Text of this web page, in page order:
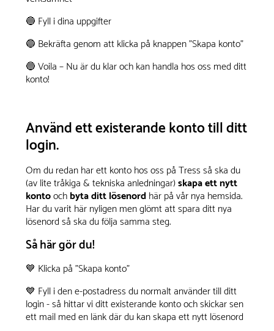
🔵 Fyll i dina uppgifter
🔵 Bekräfta genom att klicka på knappen "Skapa konto"
🔵 Voila – Nu är du klar och kan handla hos oss med ditt
konto!
Använd ett existerande konto till ditt
login.
Om du redan har ett konto hos oss på Tress så ska du
(av lite tråkiga & tekniska anledningar)skapa ett nytt
kontoochbyta ditt lösenordhär på vår nya hemsida.
Har du varit här nyligen men glömt att spara ditt nya
lösenord så ska du följa samma steg.
Så här gör du!
💙 Klicka på "Skapa konto"
💙 Fyll i den e-postadress du normalt använder till ditt
login - så hittar vi ditt existerande konto och skickar sen
ett mail med en länk där du kan skapa ett nytt lösenord